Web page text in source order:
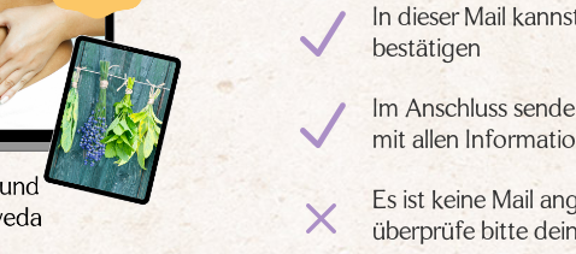
N
In dieser Mail
bestätigen
N
Im Anschluss
mit allen
M
Es ist keine Mail
überprüfe bitte